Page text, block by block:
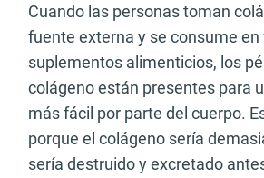
Cuando las personas toman
fuente externa y se consume en
suplementos alimenticios, los
colágeno están presentes para
más fácil por parte del cuerpo.
porque el colágeno sería
sería destruido y excretado